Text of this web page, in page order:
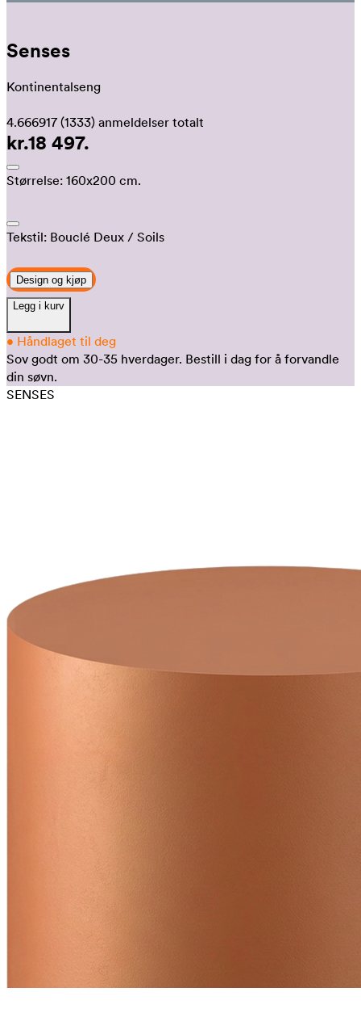
Senses
Kontinentalseng
4.666917 (1333) anmeldelser totalt
kr.18 497.
Størrelse: 160x200 cm.
Tekstil: Bouclé Deux / Soils
Design og kjøp
Legg i kurv
• Håndlaget til deg
Sov godt om 30-35 hverdager. Bestill i dag for å forvandle
din søvn.
SENSES